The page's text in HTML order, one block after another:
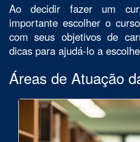
Ao decidir fazer um
importante escolher o
com seus objetivos de
dicas para ajudá-lo a
Áreas de Atuação